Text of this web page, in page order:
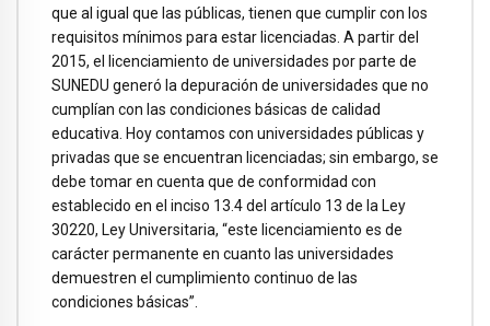
que al igual que las públicas, tienen que cumplir con los
requisitos mínimos para estar licenciadas. A partir del
2015, el licenciamiento de universidades por parte de
SUNEDU generó la depuración de universidades que no
cumplían con las condiciones básicas de calidad
educativa. Hoy contamos con universidades públicas y
privadas que se encuentran licenciadas; sin embargo, se
debe tomar en cuenta que de conformidad con
establecido en el inciso 13.4 del artículo 13 de la Ley
30220, Ley Universitaria, “este licenciamiento es de
carácter permanente en cuanto las universidades
demuestren el cumplimiento continuo de las
condiciones básicas”.